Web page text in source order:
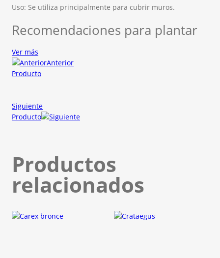
Uso: Se utiliza principalmente para cubrir muros.
Recomendaciones para plantar
Ver más
Anterior
Producto
Siguiente
Producto
Productos
relacionados